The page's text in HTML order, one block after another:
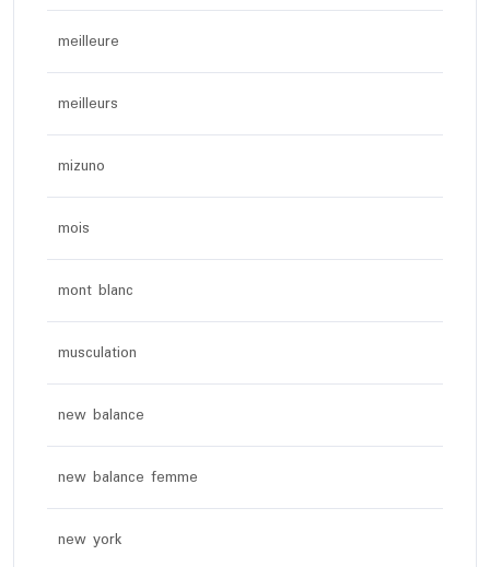
meilleure
meilleurs
mizuno
mois
mont blanc
musculation
new balance
new balance femme
new york